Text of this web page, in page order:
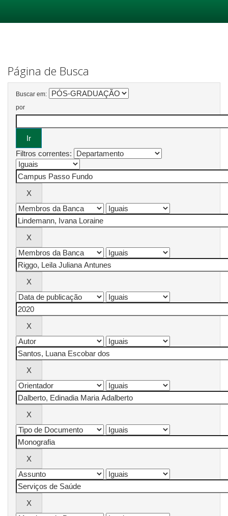
Página de Busca
Buscar em:
por
Filtros correntes: